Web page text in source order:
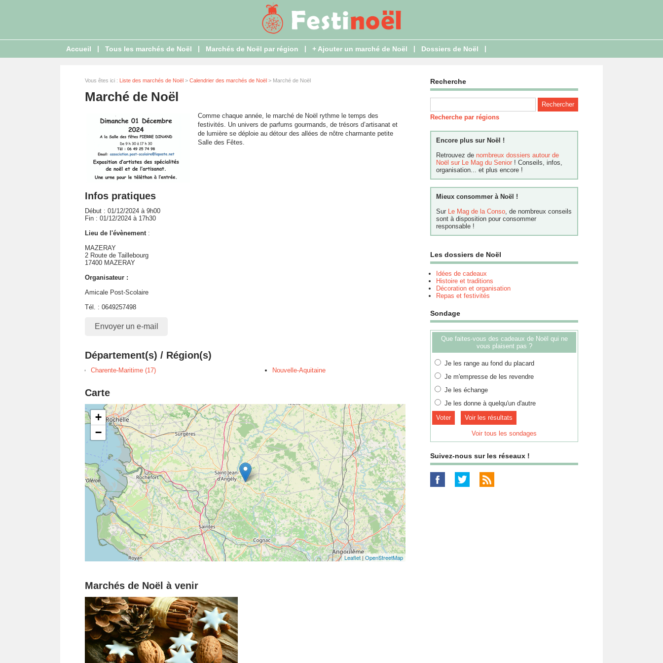
Accueil | Tous les marchés de Noël | Marchés de Noël par région | + Ajouter un marché de Noël | Dossiers de Noël |
Vous êtes ici : Liste des marchés de Noël > Calendrier des marchés de Noël > Marché de Noël
Marché de Noël
Comme chaque année, le marché de Noël rythme le temps des
festivités. Un univers de parfums gourmands, de trésors d’artisanat et
de lumière se déploie au détour des allées de nôtre charmante petite
Salle des Fêtes.
Infos pratiques
Début : 01/12/2024 à 9h00
Fin : 01/12/2024 à 17h30
Lieu de l'évènement:
MAZERAY
2 Route de Taillebourg
17400 MAZERAY
Organisateur :
Amicale Post-Scolaire
Tél. : 0649257498
Envoyer un e-mail
Département(s) / Région(s)
Charente-Maritime (17) Nouvelle-Aquitaine
Carte
+
−
Leaflet|OpenStreetMap
Marchés de Noël à venir
Recherche
Recherche par régions
Encore plus sur Noël !
Retrouvez de nombreux dossiers autour de
Noël sur Le Mag du Senior ! Conseils, infos,
organisation... et plus encore !
Mieux consommer à Noël !
Sur Le Mag de la Conso, de nombreux conseils
sont à disposition pour consommer
responsable !
Les dossiers de Noël
Idées de cadeaux
Histoire et traditions
Décoration et organisation
Repas et festivités
Sondage
Que faites-vous des cadeaux de Noël qui ne
vous plaisent pas ?
Je les range au fond du placard
Je m'empresse de les revendre
Je les échange
Je les donne à quelqu'un d'autre
Voir les résultats
Voir tous les sondages
Suivez-nous sur les réseaux !